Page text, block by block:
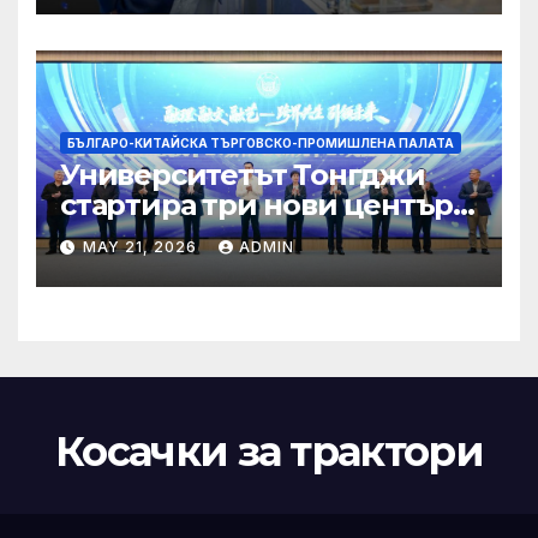
БЪЛГАРО-КИТАЙСКА ТЪРГОВСКО-ПРОМИШЛЕНА ПАЛАТА
Университетът Тонгджи
стартира три нови центъра
за обучение
MAY 21, 2026 ADMIN
Косачки за трактори